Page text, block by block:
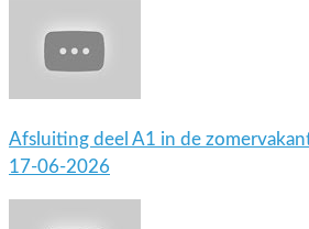
Afsluiting deel A1 in de
17-06-2026